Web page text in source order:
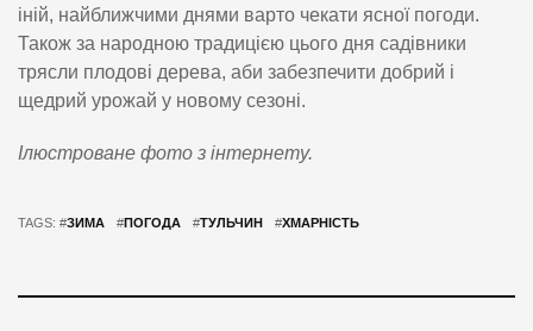
іній, найближчими днями варто чекати ясної погоди.
Також за народною традицією цього дня садівники
трясли плодові дерева, аби забезпечити добрий і
щедрий урожай у новому сезоні.
Ілюстроване фото з інтернету.
TAGS: #ЗИМА #ПОГОДА #ТУЛЬЧИН #ХМАРНІСТЬ